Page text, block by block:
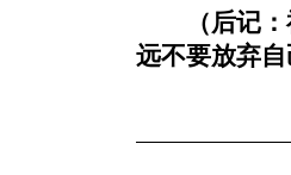
（后记：
远不要放弃自